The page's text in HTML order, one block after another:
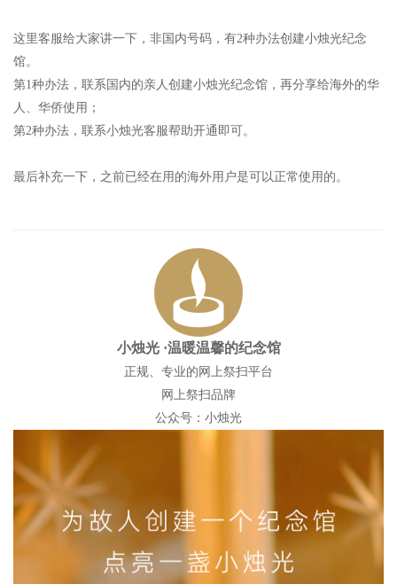
这里客服给大家讲一下，非国内号码，有2种办法创建小烛光纪念
馆。
第1种办法，联系国内的亲人创建小烛光纪念馆，再分享给海外的华
人、华侨使用；
第2种办法，联系小烛光客服帮助开通即可。
最后补充一下，之前已经在用的海外用户是可以正常使用的。
小烛光 ·温暖温馨的纪念馆
正规、专业的网上祭扫平台
网上祭扫品牌
公众号：小烛光